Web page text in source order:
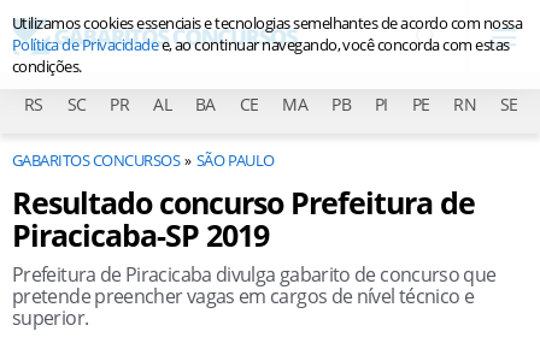
RS SC PR AL BA CE MA PB PI PE RN SE
GABARITOS CONCURSOS SÃO PAULO
Resultado concurso Prefeitura de
Piracicaba-SP 2019
Prefeitura de Piracicaba divulga gabarito de concurso que
pretende preencher vagas em cargos de nível técnico e
superior.
Utilizamos cookies essenciais e tecnologias semelhantes de acordo com nossa
Política de Privacidadee, ao continuar navegando, você concorda com estas
condições.